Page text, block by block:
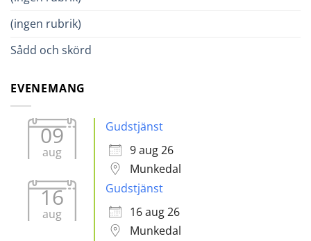
(ingen rubrik)
Sådd och skörd
EVENEMANG
09
aug
Gudstjänst
9 aug 26
Munkedal
16
aug
Gudstjänst
16 aug 26
Munkedal